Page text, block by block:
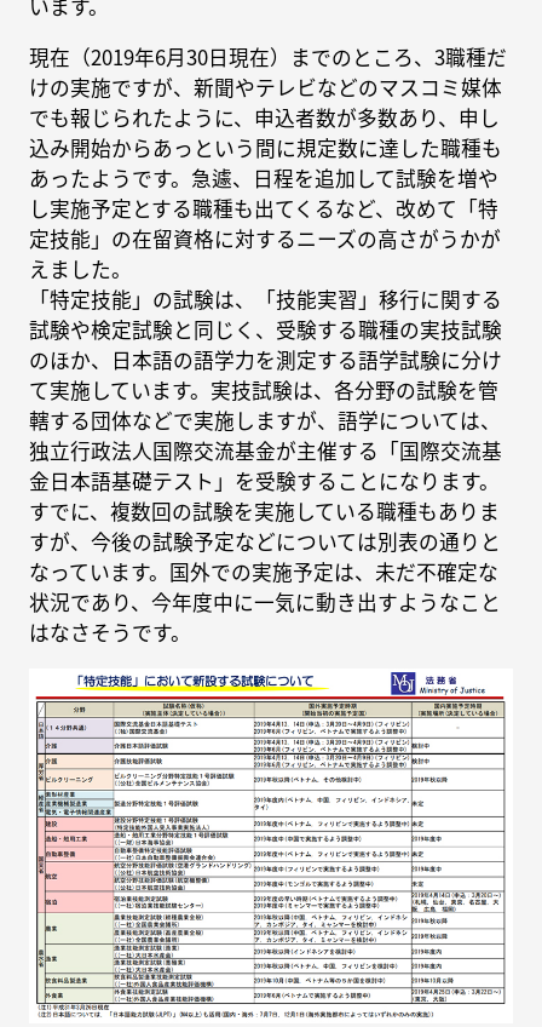
います。
現在（2019年6月30日現在）までのところ、3職種だ
けの実施ですが、新聞やテレビなどのマスコミ媒体
でも報じられたように、申込者数が多数あり、申し
込み開始からあっという間に規定数に達した職種も
あったようです。急遽、日程を追加して試験を増や
し実施予定とする職種も出てくるなど、改めて「特
定技能」の在留資格に対するニーズの高さがうかが
えました。
「特定技能」の試験は、「技能実習」移行に関する
試験や検定試験と同じく、受験する職種の実技試験
のほか、日本語の語学力を測定する語学試験に分け
て実施しています。実技試験は、各分野の試験を管
轄する団体などで実施しますが、語学については、
独立行政法人国際交流基金が主催する「国際交流基
金日本語基礎テスト」を受験することになります。
すでに、複数回の試験を実施している職種もありま
すが、今後の試験予定などについては別表の通りと
なっています。国外での実施予定は、未だ不確定な
状況であり、今年度中に一気に動き出すようなこと
はなさそうです。